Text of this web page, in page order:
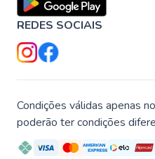
REDES SOCIAIS
Condições válidas apenas
poderão ter condições